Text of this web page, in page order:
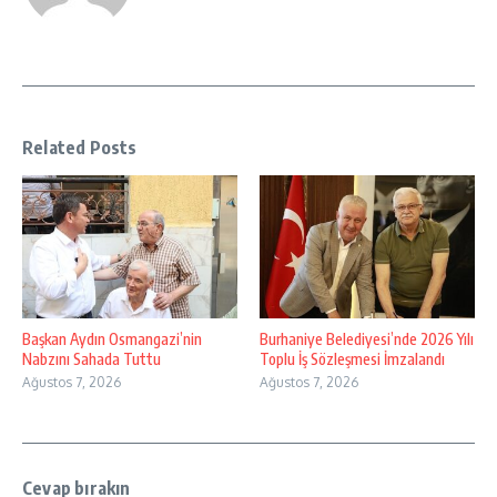
Related Posts
Başkan Aydın Osmangazi’nin
Nabzını Sahada Tuttu
Ağustos 7, 2026
Burhaniye Belediyesi’nde 2026 Yılı
Toplu İş Sözleşmesi İmzalandı
Ağustos 7, 2026
Cevap bırakın